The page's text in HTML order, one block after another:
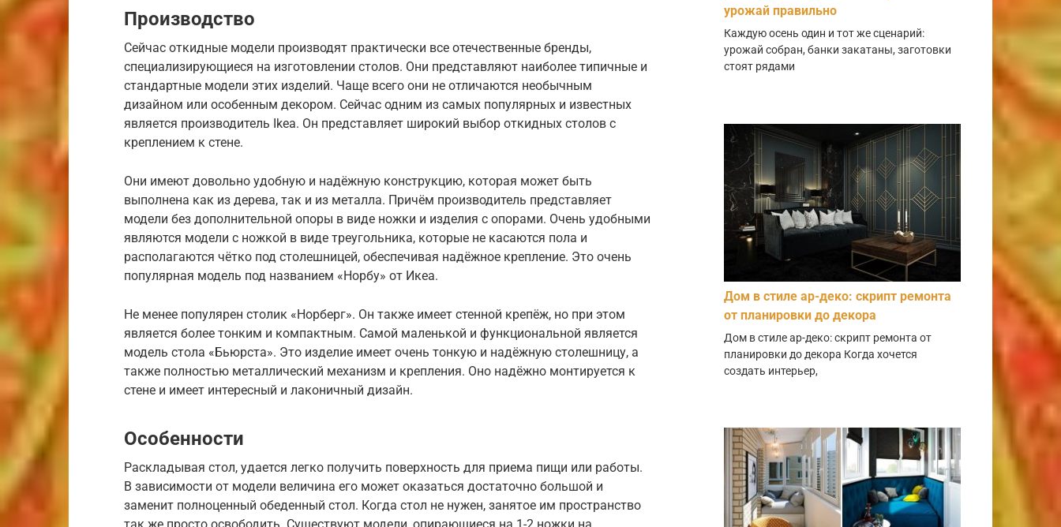
Производство
Сейчас откидные модели производят практически все отечественные бренды,
специализирующиеся на изготовлении столов. Они представляют наиболее типичные и
стандартные модели этих изделий. Чаще всего они не отличаются необычным
дизайном или особенным декором. Сейчас одним из самых популярных и известных
является производитель Ikea. Он представляет широкий выбор откидных столов с
креплением к стене.
Они имеют довольно удобную и надёжную конструкцию, которая может быть
выполнена как из дерева, так и из металла. Причём производитель представляет
модели без дополнительной опоры в виде ножки и изделия с опорами. Очень удобными
являются модели с ножкой в виде треугольника, которые не касаются пола и
располагаются чётко под столешницей, обеспечивая надёжное крепление. Это очень
популярная модель под названием «Норбу» от Икеа.
Не менее популярен столик «Норберг». Он также имеет стенной крепёж, но при этом
является более тонким и компактным. Самой маленькой и функциональной является
модель стола «Бьюрста». Это изделие имеет очень тонкую и надёжную столешницу, а
также полностью металлический механизм и крепления. Оно надёжно монтируется к
стене и имеет интересный и лаконичный дизайн.
Особенности
Раскладывая стол, удается легко получить поверхность для приема пищи или работы.
В зависимости от модели величина его может оказаться достаточно большой и
заменит полноценный обеденный стол. Когда стол не нужен, занятое им пространство
урожай правильно
Каждую осень один и тот же сценарий:
урожай собран, банки закатаны, заготовки
стоят рядами
Дом в стиле ар-деко: скрипт ремонта
от планировки до декора
Дом в стиле ар-деко: скрипт ремонта от
планировки до декора Когда хочется
создать интерьер,